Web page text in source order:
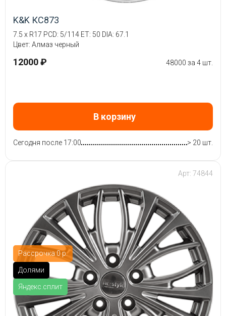
K&K КС873
7.5 x R17 PCD: 5/114 ET: 50 DIA: 67.1
Цвет: Алмаз черный
12000 ₽ 48000 за 4 шт.
В корзину
Сегодня после 17:00 > 20 шт.
Рассрочка 0 р.
Долями
Яндекс.сплит
Арт: 74844